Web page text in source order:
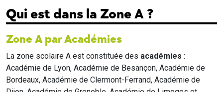
Qui est dans la Zone A ?
Zone A par Académies
La zone scolaire A est constituée des académies :
Académie de Lyon, Académie de Besançon, Académie de
Bordeaux, Académie de Clermont-Ferrand, Académie de